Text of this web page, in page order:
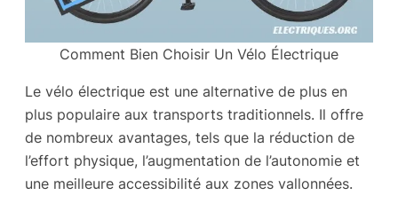
Comment Bien Choisir Un Vélo Électrique
Le vélo électrique est une alternative de plus en
plus populaire aux transports traditionnels. Il offre
de nombreux avantages, tels que la réduction de
l’effort physique, l’augmentation de l’autonomie et
une meilleure accessibilité aux zones vallonnées.